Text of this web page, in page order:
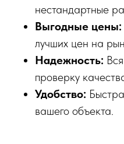
нестандартные
Выгодные цены:
лучших цен на
Надежность:
проверку
Удобство:
вашего объекта.